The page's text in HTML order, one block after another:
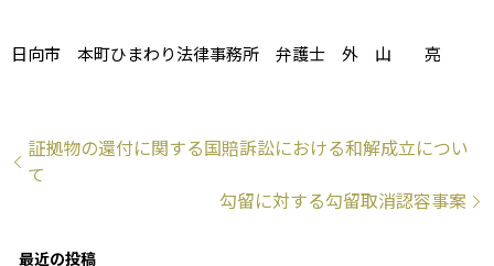
日向市 本町ひまわり法律事務所 弁護士 外 山 亮
証拠物の還付に関する国賠訴訟における和解成立につい
て
勾留に対する勾留取消認容事案